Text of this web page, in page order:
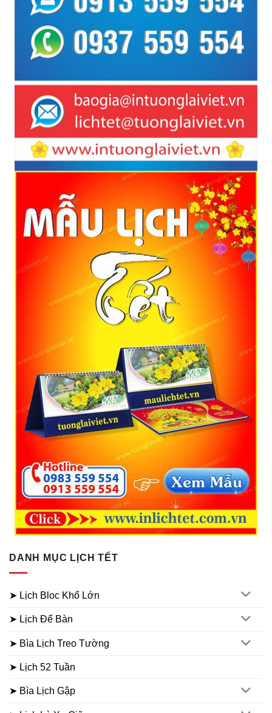
DANH MỤC LỊCH TẾT
➤ Lịch Bloc Khổ Lớn
➤ Lịch Để Bàn
➤ Bìa Lịch Treo Tường
➤ Lịch 52 Tuần
➤ Bìa Lịch Gập